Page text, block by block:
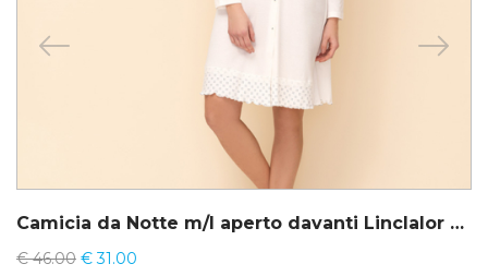
Camicia da Notte m/l aperto davanti Linclalor 71195-71301
€46.00 €31.00